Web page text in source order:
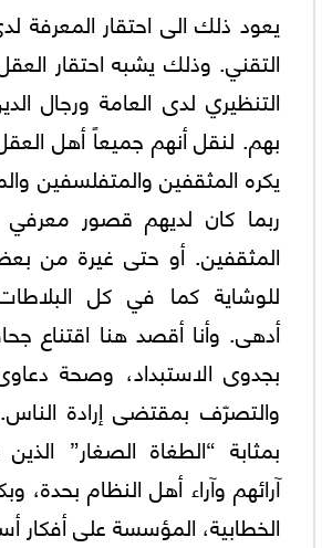
يعود ذلك الى احتقار المعرفة
التقني. وذلك يشبه احتقار
التنظيري لدى العامة ورجال
بهم. لنقل أنهم جميعاً أهل
يكره المثقفين والمتفلسفين
ربما كان لديهم قصور معرفي
المثقفين. أو حتى غيرة من
للوشاية كما في كل
أدهى. وأنا أقصد هنا اقتناع
بجدوى الاستبداد، وصحة
والتصرّف بمقتضى إرادة
بمثابة “الطغاة الصغار”
آرائهم وآراء أهل النظام بحدة،
الخطابية، المؤسسة على أفكار